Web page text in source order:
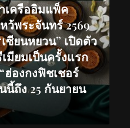
เครืออิมแพ็ค
ว้พระจันทร์ 2569
ซียนหยวน” เปิดตัว
มียมเป็นครั้งแรก
ฮ่องกงฟิชเชอร์
นี้ถึง 25 กันยายน